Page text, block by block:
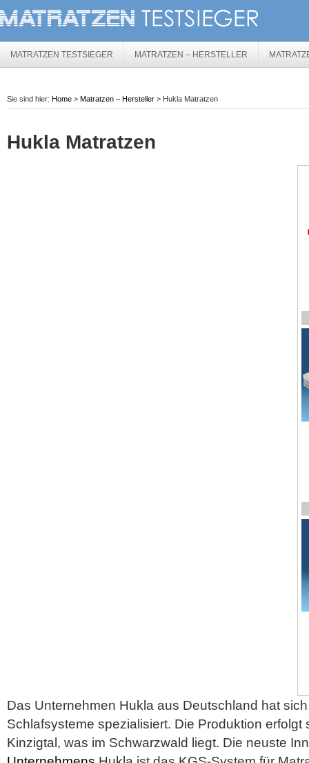
MATRATZEN TESTSIEGER MATRATZEN – HERSTELLER
Sie sind hier: Home > Matratzen – Hersteller > Hukla Matratzen
Hukla Matratzen
Das Unternehmen Hukla aus Deutschland hat
Schlafsysteme spezialisiert. Die Produktion erfolgt
Kinzigtal, was im Schwarzwald liegt. Die neuste